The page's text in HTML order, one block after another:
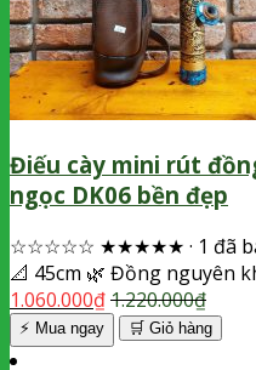
Điếu cày mini rút
ngọc DK06 bền đẹp
☆☆☆☆☆ ★★★★★ · 1 đã
📐 45cm 🌿 Đồng nguyên
1.060.000₫1.220.000₫
⚡ Mua ngay 🛒 Giỏ hàng